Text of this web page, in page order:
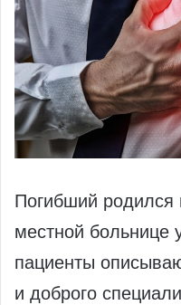
Погибший родился
местной больнице
пациенты
и доброго